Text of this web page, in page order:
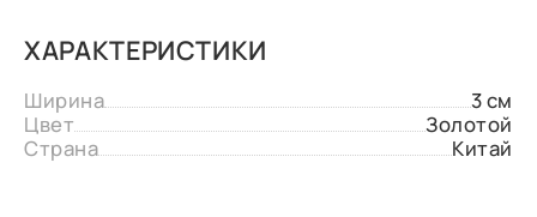
ХАРАКТЕРИСТИКИ
Ширина
3 см
Цвет
Золотой
Страна
Китай